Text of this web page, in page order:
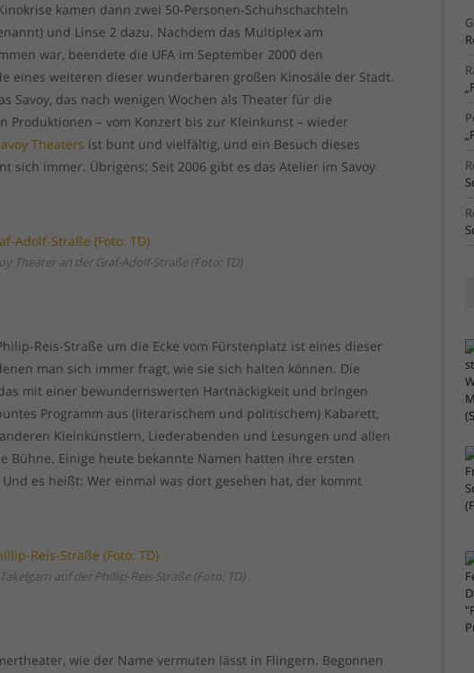
kamen dann zwei 50-Personen-Schuhschachteln
und Linse 2 dazu. Nachdem das Multiplex am
war, beendete die UFA im September 2000 den
eines weiteren dieser wunderbaren großen Kinosäle der Stadt.
Savoy, das nach wenigen Wochen als Theater für die
Produktionen – vom Konzert bis zur Kleinkunst – wieder
Theaters ist bunt und vielfältig, und ein Besuch dieses
sich immer. Übrigens: Seit 2006 gibt es das Atelier im Savoy
Theater an der Graf-Adolf-Straße (Foto: TD)
Reis-Straße um die Ecke vom Fürstenplatz ist eines dieser
man sich immer fragt, wie sie sich halten können. Die
mit einer bewundernswerten Hartnäckigkeit und bringen
Programm aus (literarischem und politischem) Kabarett,
Kleinkünstlern, Liederabenden und Lesungen und allen
Bühne. Einige heute bekannte Namen hatten ihre ersten
es heißt: Wer einmal was dort gesehen hat, der kommt
auf der Phillip-Reis-Straße (Foto: TD)
wie der Name vermuten lässt in Flingern. Begonnen